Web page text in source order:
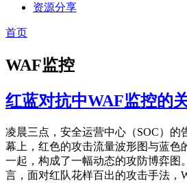
资源分享
首页
WAF监控
红蓝对抗中WAF监控的
凌晨三点，安全运营中心（SOC）的
幕上，红色的攻击流量波形图与蓝色
一起，构成了一幅动态的攻防博弈图
言，面对红队花样百出的攻击手法，